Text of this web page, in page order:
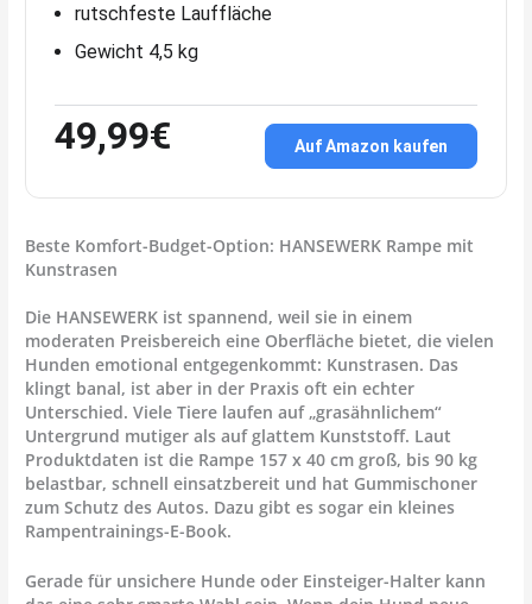
rutschfeste Lauffläche
Gewicht 4,5 kg
49,99€ Auf Amazon kaufen
Beste Komfort-Budget-Option: HANSEWERK Rampe mit
Kunstrasen
Die HANSEWERK ist spannend, weil sie in einem
moderaten Preisbereich eine Oberfläche bietet, die vielen
Hunden emotional entgegenkommt: Kunstrasen. Das
klingt banal, ist aber in der Praxis oft ein echter
Unterschied. Viele Tiere laufen auf „grasähnlichem“
Untergrund mutiger als auf glattem Kunststoff. Laut
Produktdaten ist die Rampe 157 x 40 cm groß, bis 90 kg
belastbar, schnell einsatzbereit und hat Gummischoner
zum Schutz des Autos. Dazu gibt es sogar ein kleines
Rampentrainings-E-Book.
Gerade für unsichere Hunde oder Einsteiger-Halter kann